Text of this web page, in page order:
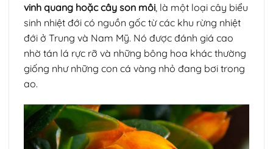
vinh quang hoặc cây son môi , là một loại cây biểu
sinh nhiệt đới có nguồn gốc từ các khu rừng nhiệt
đới ở Trung và Nam Mỹ. Nó được đánh giá cao
nhờ tán lá rực rỡ và những bông hoa khác thường
giống như những con cá vàng nhỏ đang bơi trong
ao.